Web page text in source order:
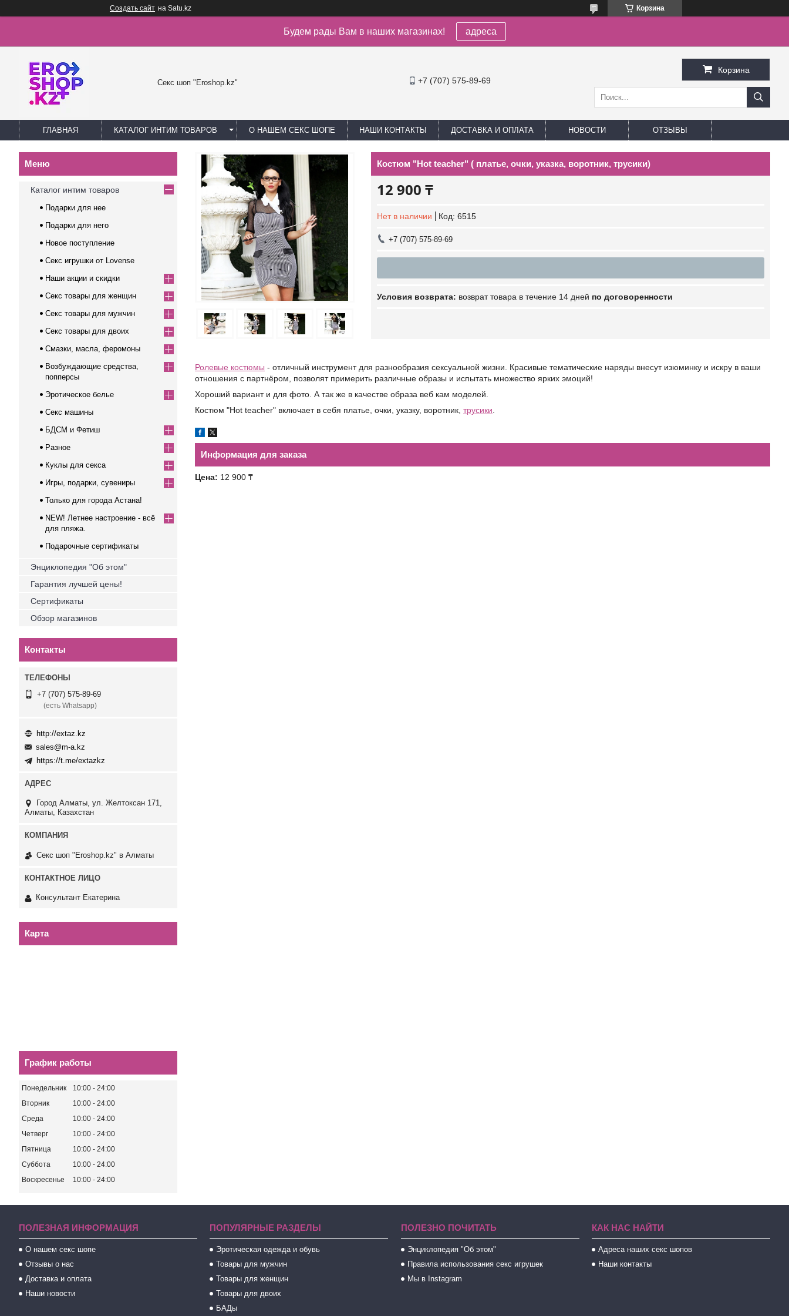
Создать сайт на Satu.kz Корзина
Будем рады Вам в наших магазинах! адреса
Секс шоп "Eroshop.kz" +7 (707) 575-89-69
Корзина
ГЛАВНАЯ КАТАЛОГ ИНТИМ ТОВАРОВ О НАШЕМ СЕКС ШОПЕ НАШИ КОНТАКТЫ ДОСТАВКА И ОПЛАТА НОВОСТИ ОТЗЫВЫ
Костюм "Hot teacher" ( платье, очки, указка, воротник, трусики)
12 900 ₸
Нет в наличии Код: 6515
+7 (707) 575-89-69
возврат товара в течение 14 дней по договоренности
Ролевые костюмы - отличный инструмент для разнообразия сексуальной жизни. Красивые тематические наряды внесут изюминку и искру в ваши
отношения с партнёром, позволят примерить различные образы и испытать множество ярких эмоций!
Хороший вариант и для фото. А так же в качестве образа веб кам моделей.
Костюм "Hot teacher" включает в себя платье, очки, указку, воротник, трусики
Информация для заказа
Цена: 12 900 ₸
Каталог интим товаров
Подарки для нее
Подарки для него
Новое поступление
Секс игрушки от Lovense
Наши акции и скидки
Секс товары для женщин
Секс товары для мужчин
Секс товары для двоих
Смазки, масла, феромоны
Возбуждающие средства,
попперсы
Эротическое белье
Секс машины
БДСМ и Фетиш
Разное
Куклы для секса
Игры, подарки, сувениры
Только для города Астана!
NEW! Летнее настроение - всё
для пляжа.
Подарочные сертификаты
Энциклопедия "Об этом"
Гарантия лучшей цены!
Сертификаты
Обзор магазинов
Контакты
+7 (707) 575-89-69
(есть Whatsapp)
http://extaz.kz
sales@m-a.kz
https://t.me/extazkz
Город Алматы, ул. Желтоксан 171,
Алматы, Казахстан
Секс шоп "Eroshop.kz" в Алматы
Консультант Екатерина
Карта
График работы
Понедельник 10:00
24:00
Вторник
10:00
24:00
Среда
10:00
24:00
Четверг
10:00
24:00
Пятница
10:00
24:00
Суббота
10:00
24:00
Воскресенье
10:00 24:00
ПОЛЕЗНАЯ ИНФОРМАЦИЯ
О нашем секс шопе
Отзывы о нас
Доставка и оплата
Наши новости
ПОПУЛЯРНЫЕ РАЗДЕЛЫ
Эротическая одежда и обувь
Товары для мужчин
Товары для женщин
Товары для двоих
БАДы
ПОЛЕЗНО ПОЧИТАТЬ
Энциклопедия "Об этом"
Правила использования секс игрушек
Мы в Instagram
КАК НАС НАЙТИ
Адреса наших секс шопов
Наши контакты